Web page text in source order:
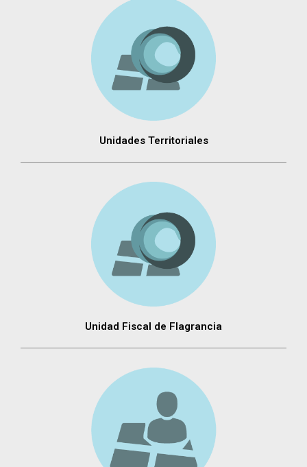
Unidades Territoriales
Unidad Fiscal de Flagrancia